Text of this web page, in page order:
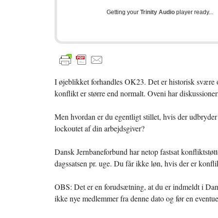
Getting your Trinity Audio player ready...
I øjeblikket forhandles OK23. Det er historisk svære
konflikt er større end normalt. Oveni har
Men hvordan er du egentligt stillet, hvis der
lockoutet af din arbejdsgiver?
Dansk Jernbaneforbund har netop fastsat
dagssatsen pr. uge. Du får ikke løn, hvis der er
OBS: Det er en forudsætning, at du er indmeldt i
ikke nye medlemmer fra denne dato og før en